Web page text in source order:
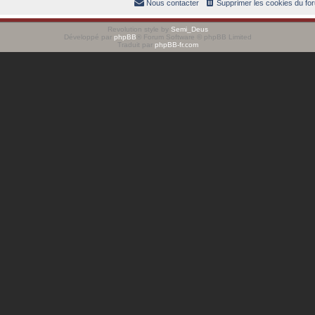
Supprimer les cookies du
Nous contacter
Revolution style by Semi_Deus
Développé par phpBB ® Forum Software © phpBB Limited
Traduit par phpBB-fr.com